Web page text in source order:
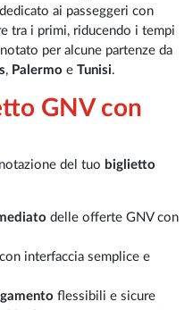
ai passeggeri con
tra i primi, riducendo i tempi
per alcune partenze da
, Palermo eTunisi.
GNV con
del tuo biglietto
delle offerte GNV con
con interfaccia semplice e
flessibili e sicure